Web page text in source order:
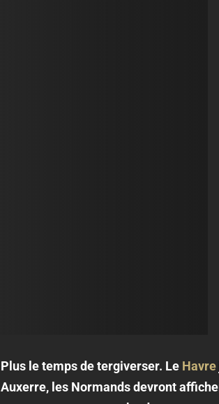
Plus le temps de tergiverser. Le Havre
Auxerre, les Normands devront